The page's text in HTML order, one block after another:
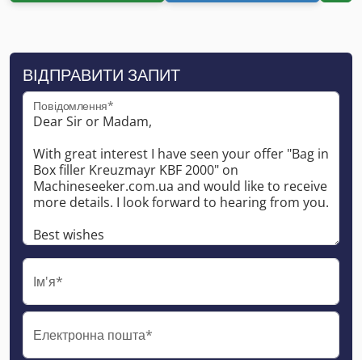
ВІДПРАВИТИ ЗАПИТ
Повідомлення*
Ім'я*
Електронна пошта*